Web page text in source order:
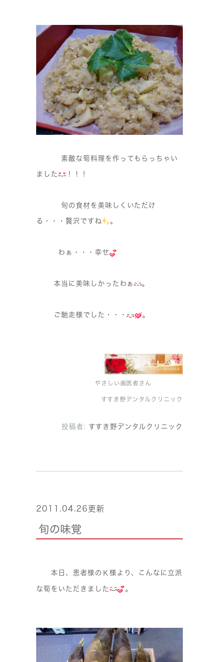
素敵な筍料理を作ってもらっちゃい
ました ！！！
旬の食材を美味しくいただけ
る・・・贅沢ですね 。
わぁ・・・ 幸せ
本当に美味しかったわぁ 。
ご馳走様でした・・・ 。
やさしい歯医者さん
すすき野デンタルクリニック
投稿者: すすき野デンタルクリニック
2011.04.26更新
旬の味覚
本日、患者様の Ｋ 様より、こんなに立派
な筍をいただきました 。